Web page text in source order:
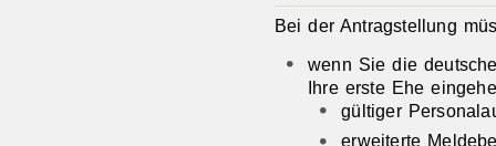
Bei der Antragstellung
wenn Sie die
Ihre erste Ehe
gültiger
erweiterte